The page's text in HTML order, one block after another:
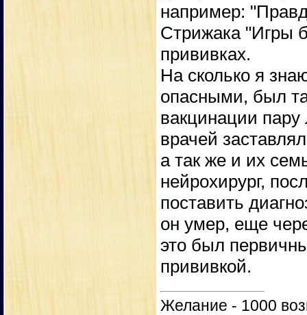
например:
Стрижака "Игры
прививках.
На сколько я
опасными, был
вакцинации пару
врачей
а так же и их
нейрохирург,
поставить
он умер, еще
это был
прививкой.
Желание - 1000